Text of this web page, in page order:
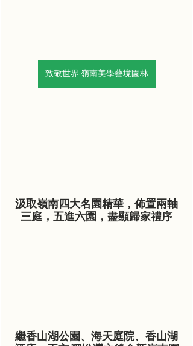
致敬世界·嶺南美學藝境園林
汲取嶺南四大名園精華，佈置兩軸
三庭，五進六園，盡顯歸家禮序
繼香山湖公園、海天庭院、香山湖